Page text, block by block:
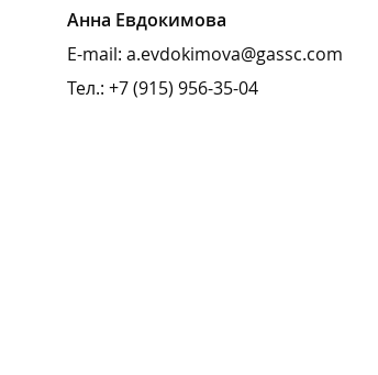
Анна Евдокимова
E-mail: a.evdokimova@gassc.com
Тел.: +7 (915) 956-35-04